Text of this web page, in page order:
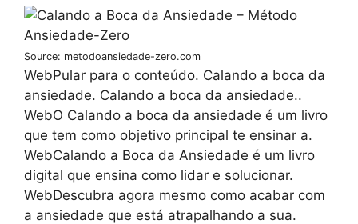
Source: metodoansiedade-zero.com
WebPular para o conteúdo. Calando a boca da
ansiedade. Calando a boca da ansiedade..
WebO Calando a boca da ansiedade é um livro
que tem como objetivo principal te ensinar a.
WebCalando a Boca da Ansiedade é um livro
digital que ensina como lidar e solucionar.
WebDescubra agora mesmo como acabar com
a ansiedade que está atrapalhando a sua.